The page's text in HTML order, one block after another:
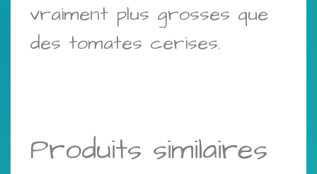
vraiment plus grosses que
des tomates cerises.
Produits similaires